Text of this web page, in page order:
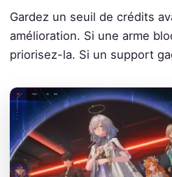
Gardez un seuil de crédits
amélioration. Si une arme
priorisez-la. Si un support